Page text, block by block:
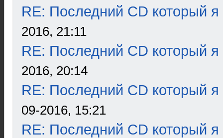
RE: Последний CD который я
2016, 21:11
RE: Последний CD который я
2016, 20:14
RE: Последний CD который я
09-2016, 15:21
RE: Последний CD который я